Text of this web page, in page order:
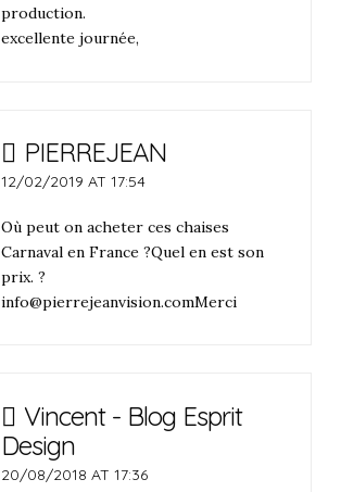
production.
excellente journée,
PIERREJEAN
12/02/2019 AT 17:54
Où peut on acheter ces chaises
Carnaval en France ?Quel en est son
prix. ?
info@pierrejeanvision.comMerci
Vincent - Blog Esprit
Design
20/08/2018 AT 17:36